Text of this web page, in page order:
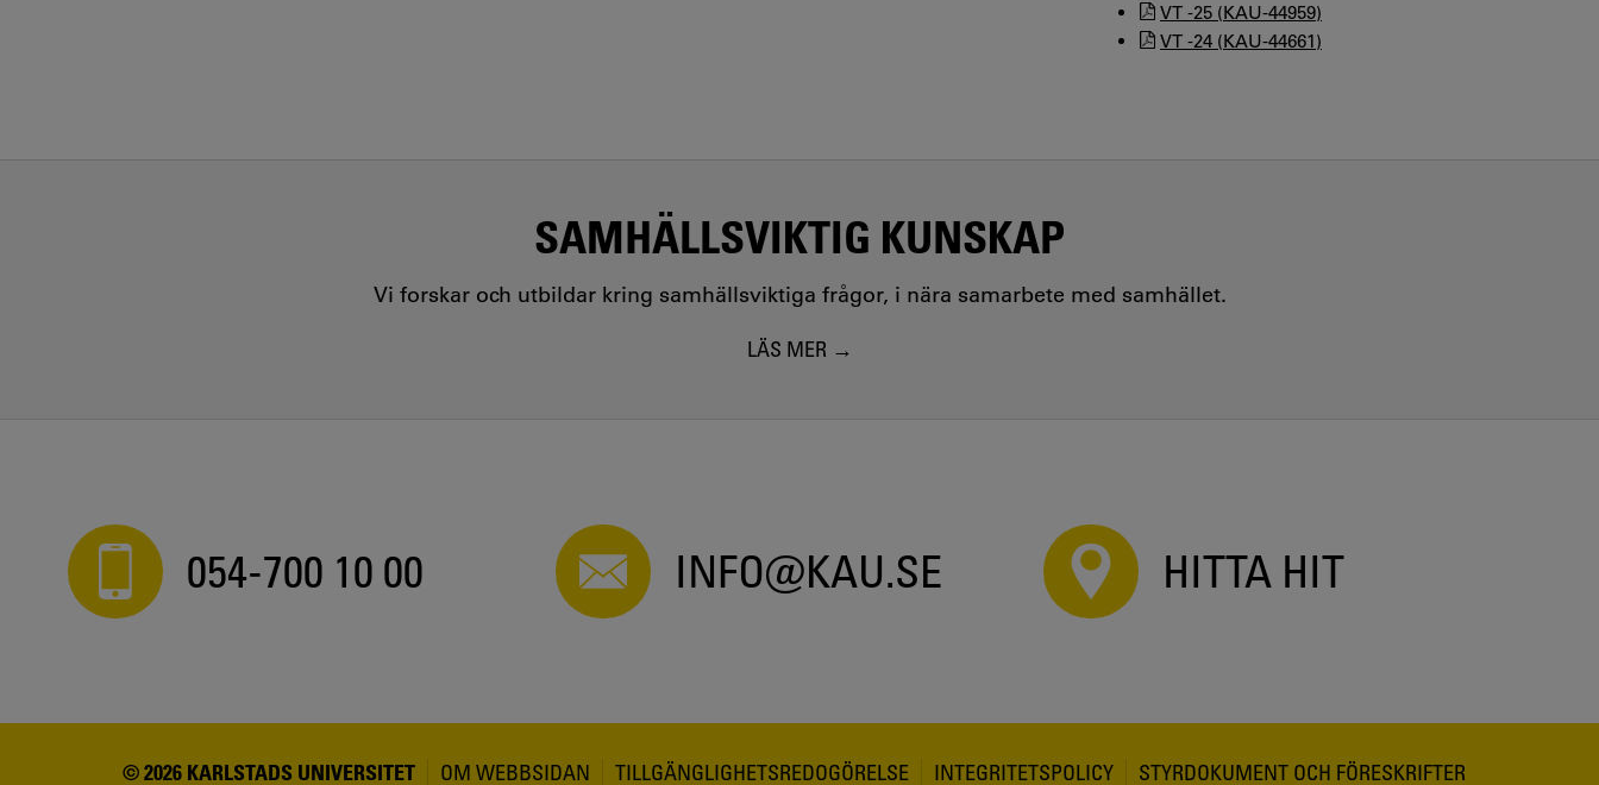
VT -25 (KAU-44959)
VT -24 (KAU-44661)
SAMHÄLLSVIKTIG KUNSKAP
Vi forskar och utbildar kring samhällsviktiga frågor, i nära samarbete med samhället.
LÄS MER
054-700 10 00 INFO@KAU.SE HITTA HIT
© 2026 KARLSTADS UNIVERSITET OM WEBBSIDAN TILLGÄNGLIGHETSREDOGÖRELSE INTEGRITETSPOLICY STYRDOKUMENT OCH FÖRESKRIFTER